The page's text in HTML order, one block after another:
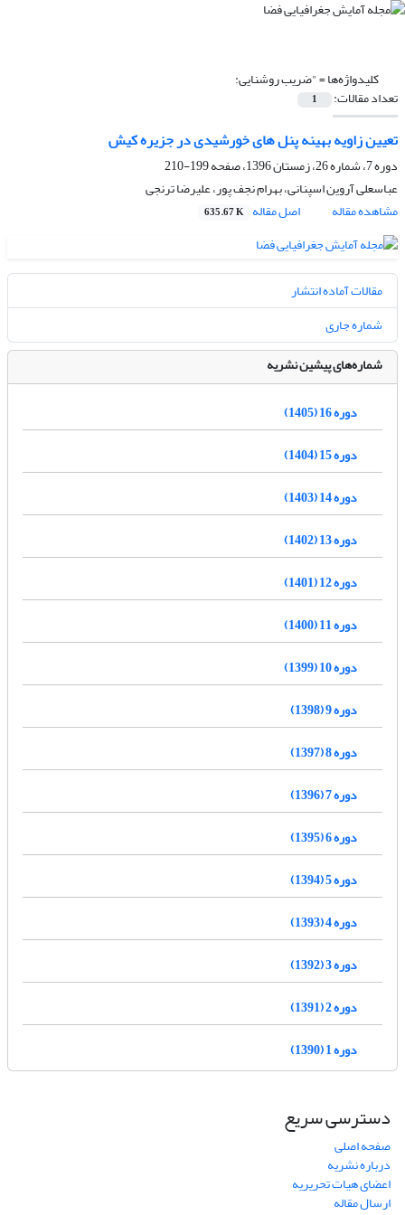
کلیدواژه‌ها ="ضریب روشنایی:
تعداد مقالات: 1
تعیین زاویه بهینه پنل های خورشیدی در جزیره کیش
دوره 7، شماره 26، زمستان 1396، صفحه
199-210
عباسعلی آروین اسپنانی، بهرام نجف پور، علیرضا ترنجی
مشاهده مقاله
اصل مقاله 635.67 K
مقالات آماده انتشار
شماره جاری
شماره‌های پیشین نشریه
دوره 16 (1405)
دوره 15 (1404)
دوره 14 (1403)
دوره 13 (1402)
دوره 12 (1401)
دوره 11 (1400)
دوره 10 (1399)
دوره 9 (1398)
دوره 8 (1397)
دوره 7 (1396)
دوره 6 (1395)
دوره 5 (1394)
دوره 4 (1393)
دوره 3 (1392)
دوره 2 (1391)
دوره 1 (1390)
دسترسی سریع
صفحه اصلی
درباره نشریه
اعضای هیات تحریریه
ارسال مقاله